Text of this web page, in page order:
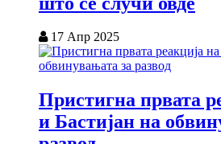
17 Апр 2025
Пристигна првата
и Бастијан на